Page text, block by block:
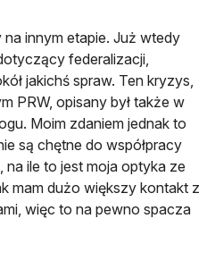
innym etapie. Już wtedy
federalizacji,
jakichś spraw. Ten kryzys,
PRW, opisany był także w
Moim zdaniem jednak to
są chętne do współpracy
na ile to jest moja optyka ze
mam dużo większy kontakt z
więc to na pewno spacza